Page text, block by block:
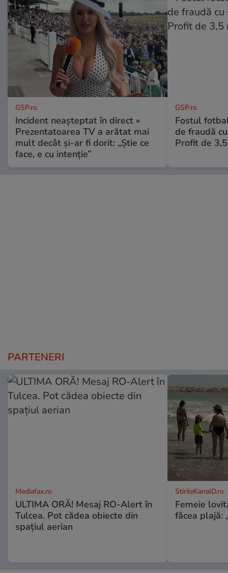
GSP.ro
Incident neașteptat în direct »
Prezentatoarea TV a arătat mai
mult decât și-ar fi dorit: „Știe ce
face, e cu intenție”
GSP.ro
Fostul
de fraudă
Profit de
PARTENERI
Mediafax.ro
ULTIMA ORĂ! Mesaj RO-Alert în
Tulcea. Pot cădea obiecte din
spațiul aerian
StirileKanalD.ro
Femeie
făcea plajă: